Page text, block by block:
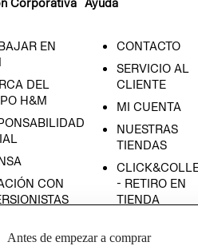
EN
DEL
H&M
CON
CONTACTO
SERVICIO AL
CLIENTE
MI CUENTA
NUESTRAS
TIENDAS
- RETIRO EN
TIENDA
CONDICIONES
Antes de empezar a comprar